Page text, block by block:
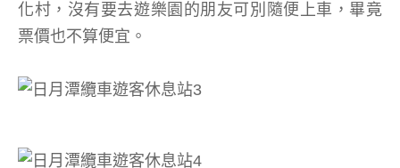
化村，沒有要去遊樂園的朋友可別隨便上車，畢竟
票價也不算便宜。